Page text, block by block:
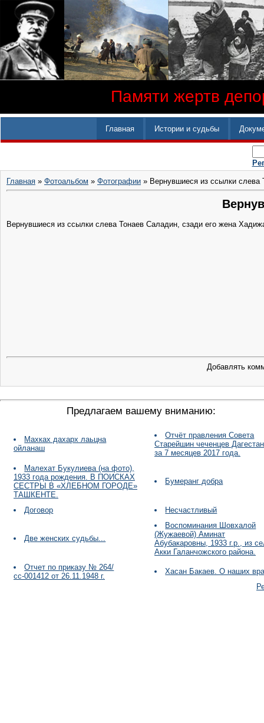
Памяти жертв
Главная Истории и судьбы
Главная » Фотоальбом » Фотографии » Вернувшиеся из ссылки слева
Вернувшиеся из ссылки слева Тонаев Саладин, сзади его жена
Добавлять
Предлагаем вашему вниманию:
Махках дахарх лаьцна
ойланаш
Отчёт правления Совета
Старейшин чеченцев
за 7 месяцев 2017 года.
Малехат Букулиева (на фото),
1933 года рождения. В ПОИСКАХ
СЕСТРЫ В «ХЛЕБНОМ ГОРОДЕ»
ТАШКЕНТЕ.
Бумеранг добра
Договор Несчастливый
Две женских судьбы...
Воспоминания Шовхалой
(Жужаевой) Аминат
Абубакаровны, 1933 г.р., из
Акки Галанчожского района.
Отчет по приказу № 264/
сс-001412 от 26.11.1948 г.
Хасан Бакаев. О наших